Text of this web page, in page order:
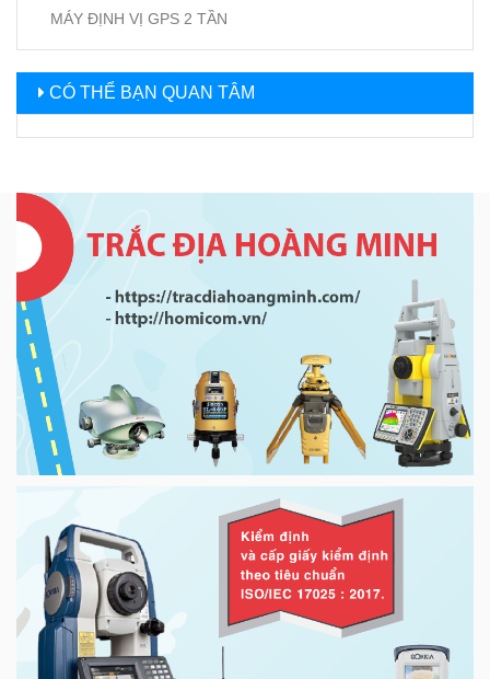
MÁY ĐỊNH VỊ GPS 2 TẦN
CÓ THỂ BẠN QUAN TÂM